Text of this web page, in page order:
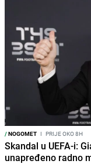
/NOGOMET I PRIJE OKO 8H
Skandal u UEFA-i:
unapređeno radno